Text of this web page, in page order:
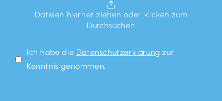
Dateien hierher ziehen oder klicken zum
Durchsuchen
Ich habe die Datenschutzerklärung zur
Kenntnis genommen.